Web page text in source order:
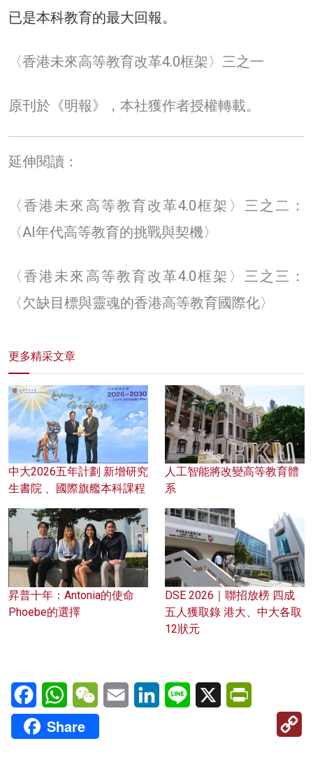
已是本科教育的最大回報。
〈香港未來高等教育改革4.0框架〉三之一
原刊於《明報》，本社獲作者授權轉載。
延伸閱讀：
〈香港未來高等教育改革4.0框架〉三之二：
〈AI年代高等教育的挑戰與契機〉
〈香港未來高等教育改革4.0框架〉三之三：
〈欠缺目標與靈魂的香港高等教育國際化〉
更多精采文章
中大2026五年計劃 新增研究
生書院 、國際旗艦本科課程
人工智能將改變高等教育體
系
昇普十年：Antonia的使命
Phoebe的選擇
DSE 2026｜聯招放榜 四成
五人獲取錄 港大、中大各取
12狀元
FacebookWhatsAppWeChatEmail LinkedInLine X
Share